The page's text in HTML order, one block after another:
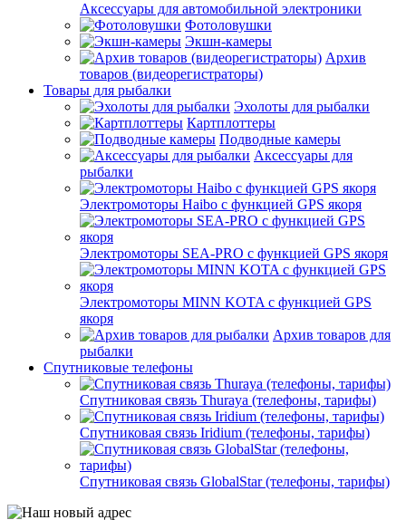
Аксессуары для автомобильной электроники
Фотоловушки
Экшн-камеры
Архив
товаров (видеорегистраторы)
Товары для рыбалки
Эхолоты для рыбалки
Картплоттеры
Подводные камеры
Аксессуары для
рыбалки
Электромоторы Haibo с функцией GPS якоря
Электромоторы SEA-PRO с функцией GPS якоря
Электромоторы MINN KOTA с функцией GPS
якоря
Архив товаров для
рыбалки
Спутниковые телефоны
Спутниковая связь Thuraya (телефоны, тарифы)
Спутниковая связь Iridium (телефоны, тарифы)
Спутниковая связь GlobalStar (телефоны, тарифы)